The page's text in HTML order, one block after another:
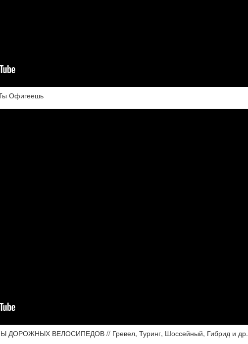
Офигеешь
ДОРОЖНЫХ ВЕЛОСИПЕДОВ // Гревел, Туринг, Шоссейный, Гибрид и др.